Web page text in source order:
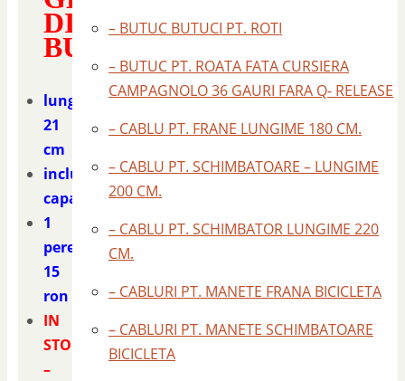
DIN
BURETE
lungime
21
cm
include
capacele
1
pereche
15
ron
IN
STOC
–
– BUTUC BUTUCI PT. ROTI
– BUTUC PT. ROATA FATA CURSIERA
CAMPAGNOLO 36 GAURI FARA Q- RELEASE
– CABLU PT. FRANE LUNGIME 180 CM.
– CABLU PT. SCHIMBATOARE – LUNGIME
200 CM.
– CABLU PT. SCHIMBATOR LUNGIME 220
CM.
– CABLURI PT. MANETE FRANA BICICLETA
– CABLURI PT. MANETE SCHIMBATOARE
BICICLETA